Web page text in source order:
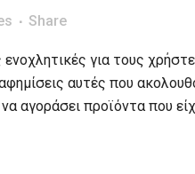
Share
για τους
αυτές που
αγοράσει προϊόντα που